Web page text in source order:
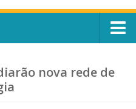
OUVIDORIA
CONTATO
nova rede de